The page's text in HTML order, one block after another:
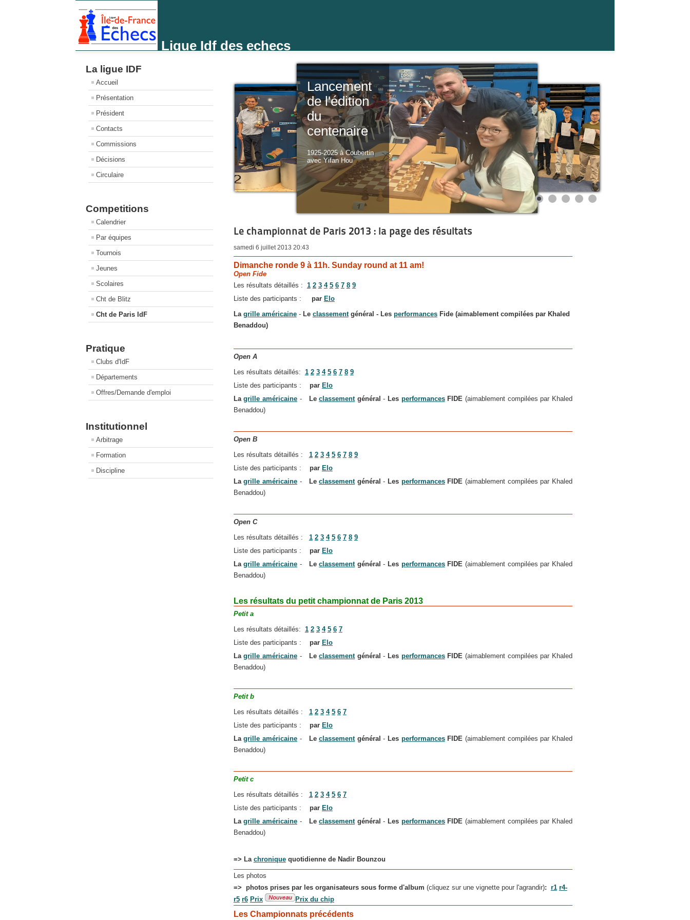
Ligue Idf des echecs
La ligue IDF
Accueil
Présentation
Président
Contacts
Commissions
Décisions
Circulaire
Competitions
Calendrier
Par équipes
Tournois
Jeunes
Scolaires
Cht de Blitz
Cht de Paris IdF
Pratique
Clubs d'IdF
Départements
Offres/Demande d'emploi
Institutionnel
Arbitrage
Formation
Discipline
Lancement
de l'édition
du
centenaire
1925-2025 à Coubertin
avec Yifan Hou
Le championnat de Paris 2013 : la page des résultats
samedi 6 juillet 2013 20:43
Dimanche ronde 9 à 11h. Sunday round at 11 am!
Open Fide
Les résultats détaillés : 1 2 3 4 5 6 7 8 9
Liste des participants :
par Elo
La grille américaine - Le classementgénéral - Les performancesFide (aimablement compilées par Khaled
Benaddou)
Open A
Les résultats détaillés: 1 2 3 4 5 6 7 8 9
Liste des participants :
par Elo
Lagrille américaine - Leclassementgénéral- Les performancesFIDE (aimablement compilées par Khaled
Benaddou)
Open B
Les résultats détaillés : 1 2 3 4 5 6 7 8 9
Liste des participants :
par Elo
Lagrille américaine - Leclassementgénéral- Les performancesFIDE (aimablement compilées par Khaled
Benaddou)
Open C
Les résultats détaillés :
1 2 3 4 5 6 7 8 9
Liste des participants :
par Elo
Lagrille américaine - Leclassementgénéral- Les performancesFIDE (aimablement compilées par Khaled
Benaddou)
Les résultats du petit championnat de Paris 2013
Petit a
Les résultats détaillés: 1 2 3 4 5 6 7
Liste des participants :
par Elo
Lagrille américaine - Leclassementgénéral- Les performancesFIDE (aimablement compilées par Khaled
Benaddou)
Petit b
Les résultats détaillés : 1 2 3 4 5 6 7
Liste des participants :
par Elo
Lagrille américaine - Leclassementgénéral- Les performancesFIDE (aimablement compilées par Khaled
Benaddou)
Petit c
Les résultats détaillés :
1 2 3 4 5 6 7
Liste des participants :
par Elo
Lagrille américaine - Leclassementgénéral- Les performancesFIDE (aimablement compilées par Khaled
Benaddou)
=> La chroniquequotidienne de Nadir Bounzou
Les photos
=> photos prises par les organisateurs sous forme d'album (cliquez sur une vignette pour l'agrandir): r1 r4-
r5 r6 Prix Prix du chip
Les Championnats précédents